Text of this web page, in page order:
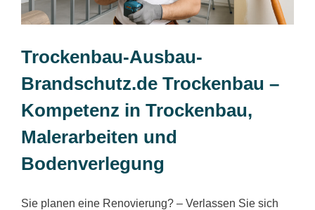
Trockenbau-Ausbau-
Brandschutz.de Trockenbau –
Kompetenz in Trockenbau,
Malerarbeiten und
Bodenverlegung
Sie planen eine Renovierung? – Verlassen Sie sich